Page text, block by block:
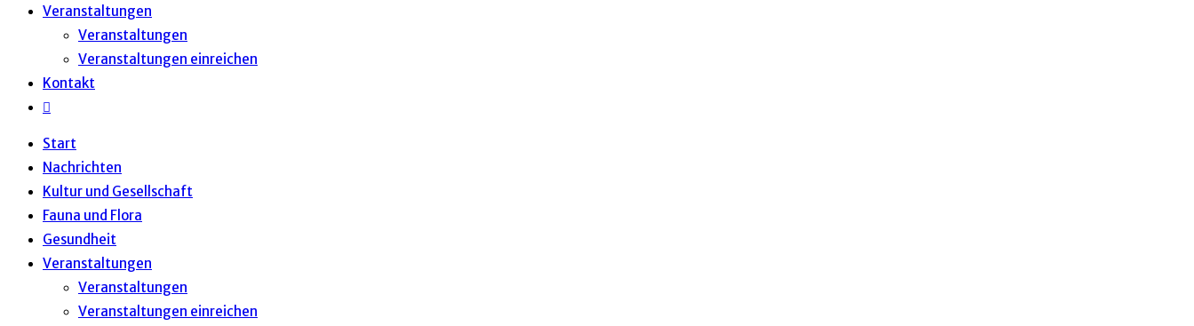
Veranstaltungen
Veranstaltungen
Veranstaltungen einreichen
Kontakt
Start
Nachrichten
Kultur und Gesellschaft
Fauna und Flora
Gesundheit
Veranstaltungen
Veranstaltungen
Veranstaltungen einreichen